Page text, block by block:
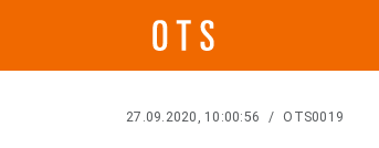
27.09.2020, 10:00:56 / OTS0019